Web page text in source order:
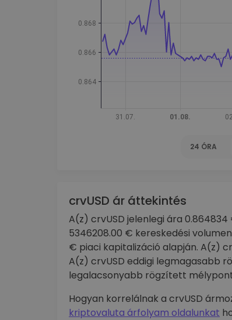
24 ÓRA
crvUSD ár áttekintés
A(z) crvUSD jelenlegi ára
5346208.00 € kereskedési
€ piaci kapitalizáció alapján. A(z)
A(z) crvUSD eddigi legmagasabb
legalacsonyabb rögzített
Hogyan korrelálnak a crvUSD
kriptovaluta árfolyam oldalunkat